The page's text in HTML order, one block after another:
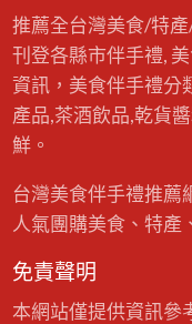
推薦全台灣美食/特
刊登各縣市伴手禮,
資訊，美食伴手禮分
產品,茶酒飲品,乾貨
鮮。
台灣美食伴手禮推薦
人氣團購美食、特產
免責聲明
本網站僅提供資訊參